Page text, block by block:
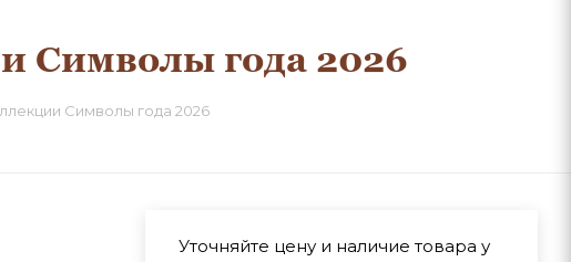
Символы года 2026
Символы года 2026
Уточняйте цену и наличие товара у